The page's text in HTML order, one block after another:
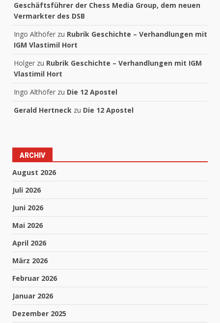
Geschäftsführer der Chess Media Group, dem neuen
Vermarkter des DSB
Ingo Althöfer zu Rubrik Geschichte – Verhandlungen mit
IGM Vlastimil Hort
Holger zu Rubrik Geschichte – Verhandlungen mit IGM
Vlastimil Hort
Ingo Althöfer zu Die 12 Apostel
Gerald Hertneck zu Die 12 Apostel
ARCHIV
August 2026
Juli 2026
Juni 2026
Mai 2026
April 2026
März 2026
Februar 2026
Januar 2026
Dezember 2025